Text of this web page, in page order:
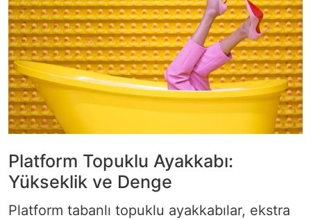
Platform Topuklu Ayakkabı:
Yükseklik ve Denge
Platform tabanlı topuklu ayakkabılar, ekstra